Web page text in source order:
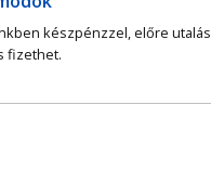
készpénzzel, előre
is fizethet.